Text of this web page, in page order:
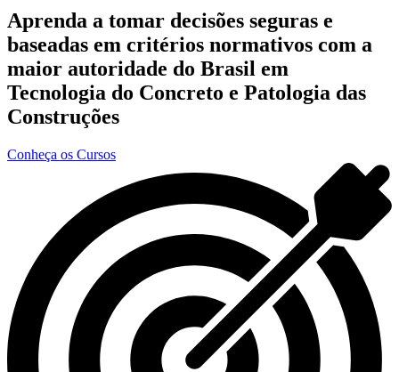
Aprenda a tomar decisões seguras e
baseadas em critérios normativos com a
maior autoridade do Brasil em
Tecnologia do Concreto e Patologia das
Construções
Conheça os Cursos